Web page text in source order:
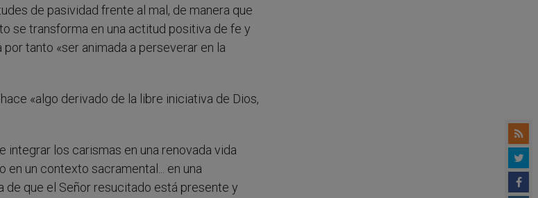
de pasividad frente al mal, de manera que
se transforma en una actitud positiva de fe y
tanto «ser animada a perseverar en la
«algo derivado de la libre iniciativa de Dios,
integrar los carismas en una renovada vida
un contexto sacramental... en una
de que el Señor resucitado está presente y